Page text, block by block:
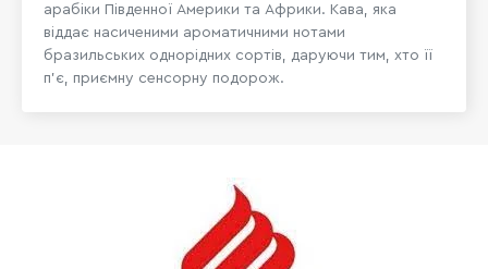
арабіки Південної Америки та Африки. Кава, яка
віддає насиченими ароматичними нотами
бразильських однорідних сортів, даруючи тим, хто її
п’є, приємну сенсорну подорож.